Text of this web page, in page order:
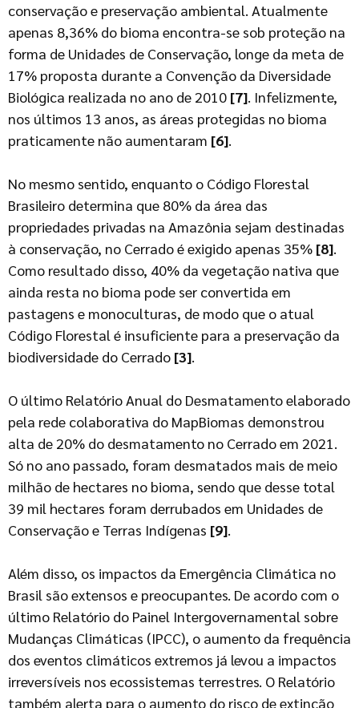
conservação e preservação ambiental. Atualmente
apenas 8,36% do bioma encontra-se sob proteção na
forma de Unidades de Conservação, longe da meta de
17% proposta durante a Convenção da Diversidade
Biológica realizada no ano de 2010 [7]. Infelizmente,
nos últimos 13 anos, as áreas protegidas no bioma
praticamente não aumentaram [6].
No mesmo sentido, enquanto o Código Florestal
Brasileiro determina que 80% da área das
propriedades privadas na Amazônia sejam destinadas
à conservação, no Cerrado é exigido apenas 35% [8].
Como resultado disso, 40% da vegetação nativa que
ainda resta no bioma pode ser convertida em
pastagens e monoculturas, de modo que o atual
Código Florestal é insuficiente para a preservação da
biodiversidade do Cerrado [3].
O último Relatório Anual do Desmatamento elaborado
pela rede colaborativa do MapBiomas demonstrou
alta de 20% do desmatamento no Cerrado em 2021.
Só no ano passado, foram desmatados mais de meio
milhão de hectares no bioma, sendo que desse total
39 mil hectares foram derrubados em Unidades de
Conservação e Terras Indígenas [9].
Além disso, os impactos da Emergência Climática no
Brasil são extensos e preocupantes. De acordo com o
último Relatório do Painel Intergovernamental sobre
Mudanças Climáticas (IPCC), o aumento da frequência
dos eventos climáticos extremos já levou a impactos
irreversíveis nos ecossistemas terrestres. O Relatório
também alerta para o aumento do risco de extinção